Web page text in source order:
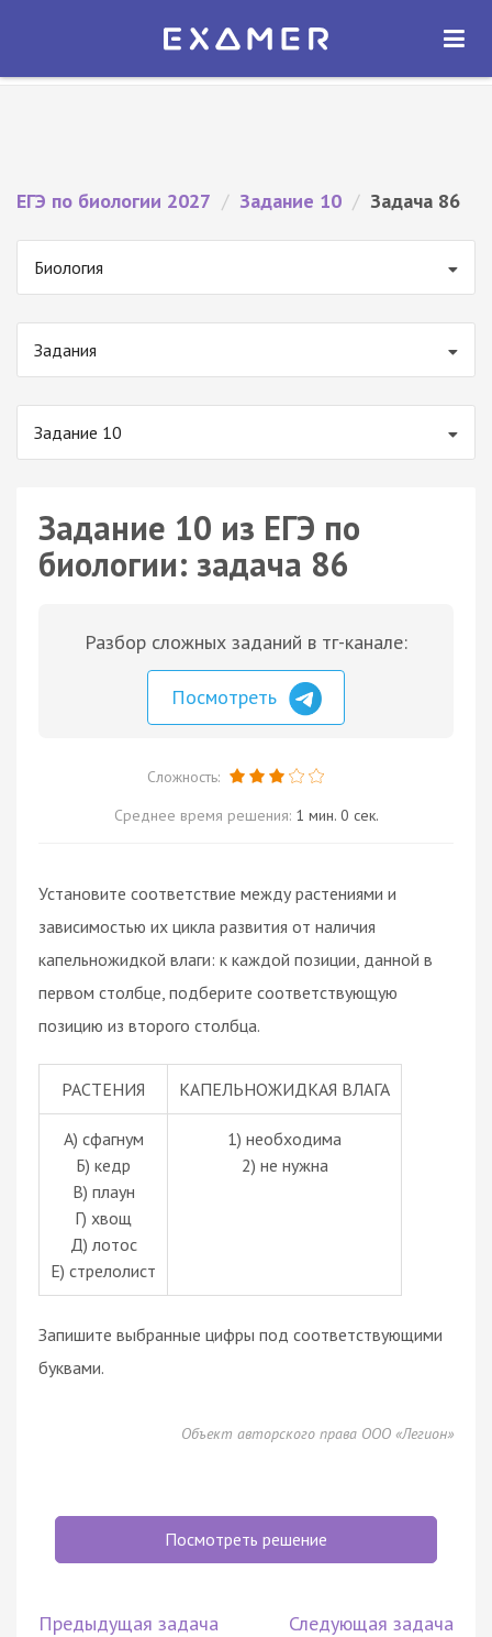
Экзамер — ЕГЭ 2027
ОТКРЫТЬ
ЕГЭ по биологии 2027 / Задание 10 / Задача 86
Биология
Задания
Задание 10
Задание 10 из ЕГЭ по
биологии: задача 86
Разбор сложных заданий в тг-канале:
Посмотреть
Сложность:
Среднее время решения: 1 мин. 0 сек.
Установите соответствие между растениями и
зависимостью их цикла развития от наличия
капельножидкой влаги: к каждой позиции, данной в
первом столбце, подберите соответствующую
позицию из второго столбца.
РАСТЕНИЯ КАПЕЛЬНОЖИДКАЯ ВЛАГА
А) сфагнум
Б) кедр
В) плаун
Г) хвощ
Д) лотос
Е) стрелолист
1) необходима
2) не нужна
Запишите выбранные цифры под соответствующими
буквами.
Объект авторского права ООО «Легион»
Посмотреть решение
Предыдущая задача Следующая задача